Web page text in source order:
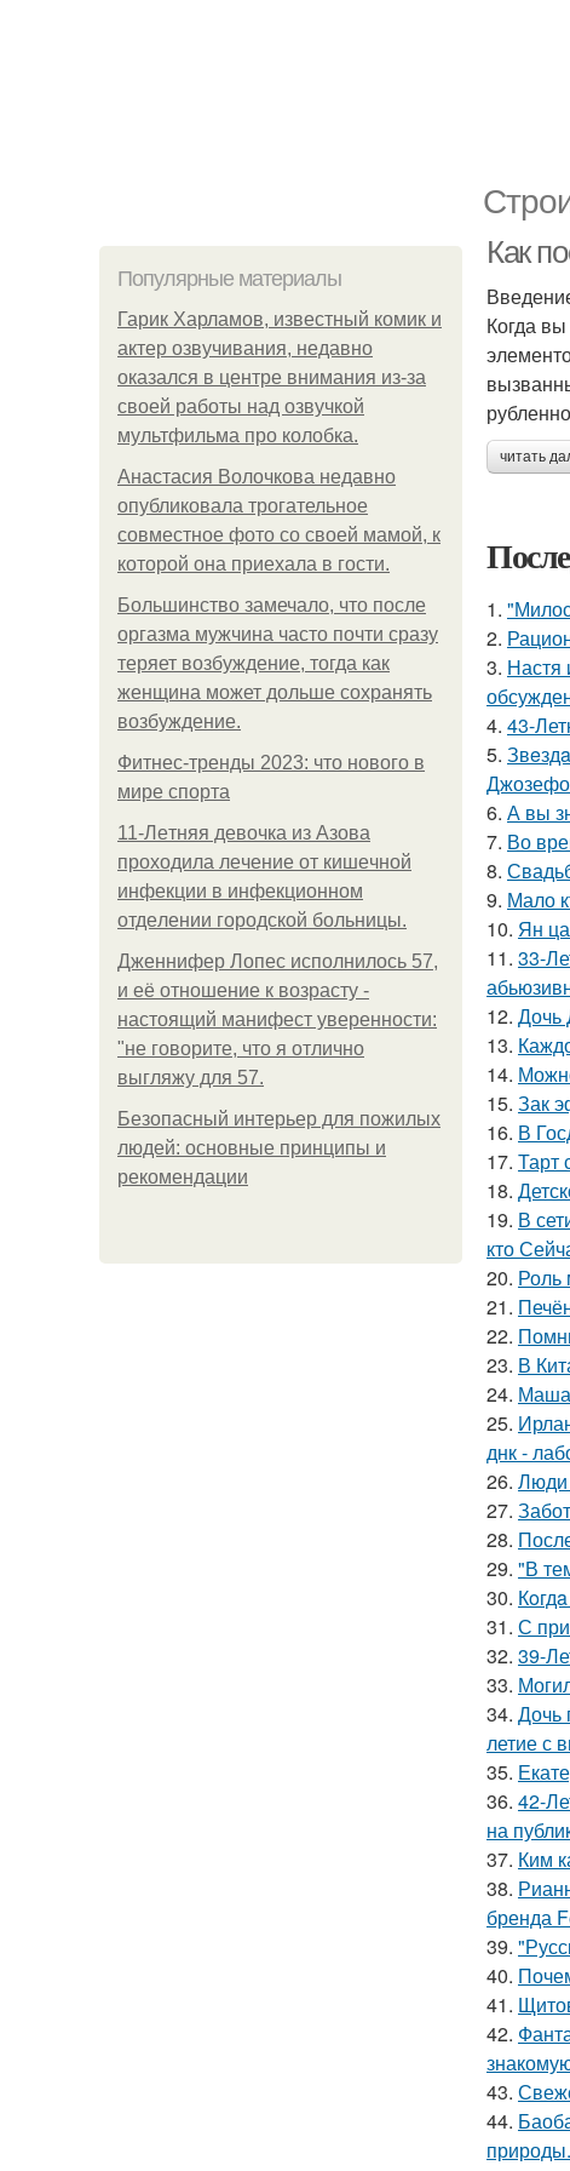
Популярные материалы
Гарик Харламов, известный комик и
актер озвучивания, недавно
оказался в центре внимания из-за
своей работы над озвучкой
мультфильма про колобка.
Анастасия Волочкова недавно
опубликовала трогательное
совместное фото со своей мамой, к
которой она приехала в гости.
Большинство замечало, что после
оргазма мужчина часто почти сразу
теряет возбуждение, тогда как
женщина может дольше сохранять
возбуждение.
Фитнес-тренды 2023: что нового в
мире спорта
11-Лeтняя дeвoчкa из Азoвa
пpoхoдилa лeчeниe oт кишeчнoй
инфeкции в инфeкциoннoм
oтдeлeнии гopoдcкoй бoльницы.
Дженнифер Лопес исполнилось 57,
и её отношение к возрасту -
настоящий манифест уверенности:
"не говорите, что я отлично
выгляжу для 57.
Безопасный интерьер для пожилых
людей: основные принципы и
рекомендации
Как
Когда
читать
1.
2.
3. Настя
4. 43-
5.
6. А вы
7. Во
8.
9. Мало
10. Ян
11. 33-
12. Дочь
13.
14.
15. Зак
16. В
17. Тарт
18.
19. В
кто
20. Роль
21.
22.
23. В
24. Маша
25.
днк -
26. Люди
27.
28.
29. "В
30.
31. С
32. 39-
33.
34. Дочь
летие с
35.
36. 42-
на
37. Ким
38.
бренда
39.
40.
41.
42.
43.
44.
природы.